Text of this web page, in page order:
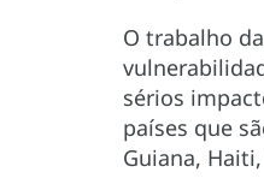
O trabalho
sérios
países que
Guiana,